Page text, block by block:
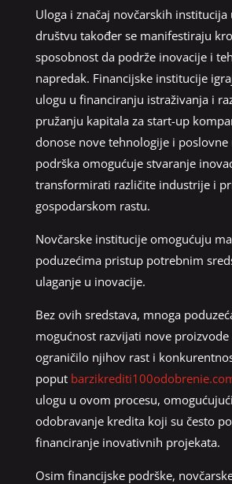
Uloga i značaj novčarskih
društvu također se manifestiraju
sposobnost da podrže inovacije i
napredak. Financijske institucije
ulogu u financiranju istraživanja i
pružanju kapitala za start-up
donose nove tehnologije i poslovne
podrška omogućuje stvaranje
transformirati različite industrije i
gospodarskom rastu.
Novčarske institucije omogućuju
poduzećima pristup potrebnim
ulaganje u inovacije.
Bez ovih sredstava, mnoga
mogućnost razvijati nove
ograničilo njihov rast i
poput
ulogu u ovom procesu,
odobravanje kredita koji su često
financiranje inovativnih projekata.
Osim financijske podrške,